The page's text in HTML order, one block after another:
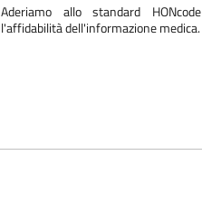
Aderiamo allo standard
l'affidabilità dell'informazione medica.